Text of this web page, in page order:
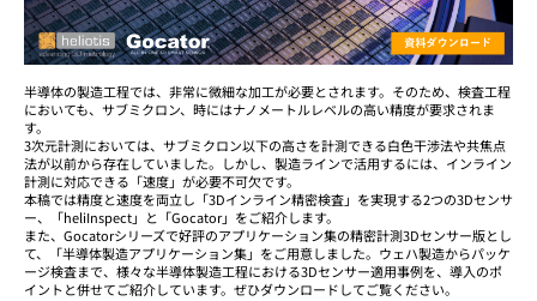
半導体の製造工程では、非常に微細な加工が必要とされます。そのため、検査工程
においても、サブミクロン、時にはナノメートルレベルの高い精度が要求されま
す。
3次元計測においては、サブミクロン以下の高さを計測できる白色干渉法や共焦点
法が以前から存在していました。しかし、製造ラインで活用するには、インライン
計測に対応できる「速度」が必要不可欠です。
本稿では精度と速度を両立し「3Dインライン精密検査」を実現する2つの3Dセンサ
ー、「heliInspect」と「Gocator」をご紹介します。
また、Gocatorシリーズで好評のアプリケーション集の精密計測3Dセンサー版とし
て、「半導体製造アプリケーション集」をご用意しました。ウェハ製造からパッケ
ージ検査まで、様々な半導体製造工程における3Dセンサー適用事例を、導入のポ
イントと併せてご紹介しています。ぜひダウンロードしてご覧ください。